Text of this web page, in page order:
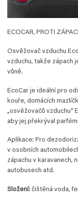
ECOCAR, PROTI
Osvěžovač vzduchu
vzduchu, takže zápach
vůně.
EcoCar je ideální pro
kouře, domácích
„osvěžovačů vzduchu“
aby jej překrýval
Aplikace: Pro
v osobních
zápachu v karavanech,
autobusech atd.
Složení: čištěná voda,